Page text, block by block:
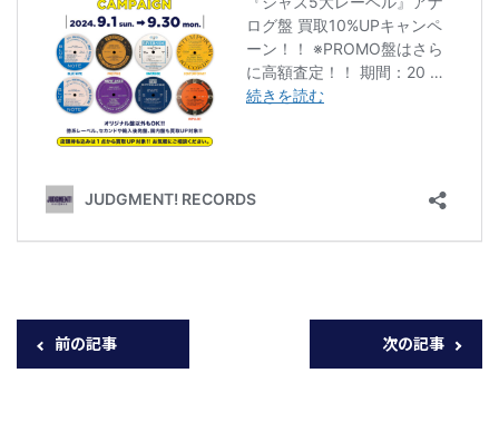
前の記事 次の記事